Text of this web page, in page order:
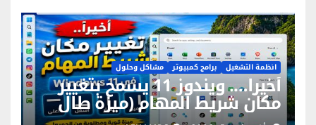
انظمة التشغيل برامج كمبيوتر مشاكل وحلول
أخيراً…. ويندوز 11 يسمح بتغيير
مكان شريط المهام (ميزة طال